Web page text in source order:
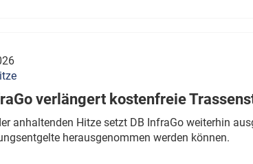
verlängert kostenfreie
anhaltenden Hitze setzt DB InfraGo weiterhin
herausgenommen werden können.